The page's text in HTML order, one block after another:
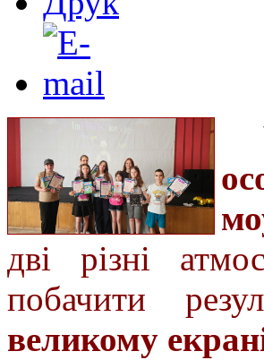
дві різні
побачити
великому